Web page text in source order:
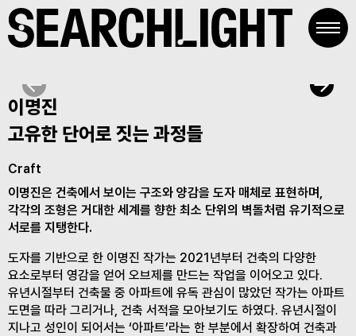
Skip
to
content
이명진
고유한 단어로 짓는 과정들
Craft
이명진은 건축에서 보이는 구조와 양감을 도자 매체로 표현하며,
각각의 조형은 거대한 세계를 향한 최소 단위의 벽돌처럼 유기적으로
서로를 지탱한다.
도자를 기반으로 한 이명진 작가는 2021년부터 건축의 다양한
요소로부터 영감을 얻어 오브제를 만드는 작업을 이어오고 있다.
유년시절부터 건축물 중 아파트에 유독 관심이 많았던 작가는 아파트
도면을 따라 그리거나, 건축 서적을 모아보기도 하였다. 유년시절이
지나고 성인이 되어서는 ‘아파트’라는 한 부분에서 확장하여 건축과